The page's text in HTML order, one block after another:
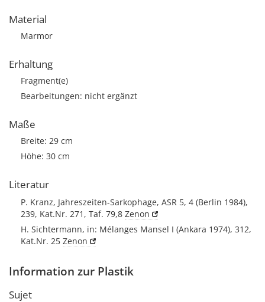
Material
Marmor
Erhaltung
Fragment(e)
Bearbeitungen: nicht ergänzt
Maße
Breite: 29 cm
Höhe: 30 cm
Literatur
P. Kranz, Jahreszeiten-Sarkophage, ASR 5, 4 (Berlin 1984),
239, Kat.Nr. 271, Taf. 79,8 Zenon
H. Sichtermann, in: Mélanges Mansel I (Ankara 1974), 312,
Kat.Nr. 25 Zenon
Information zur Plastik
Sujet